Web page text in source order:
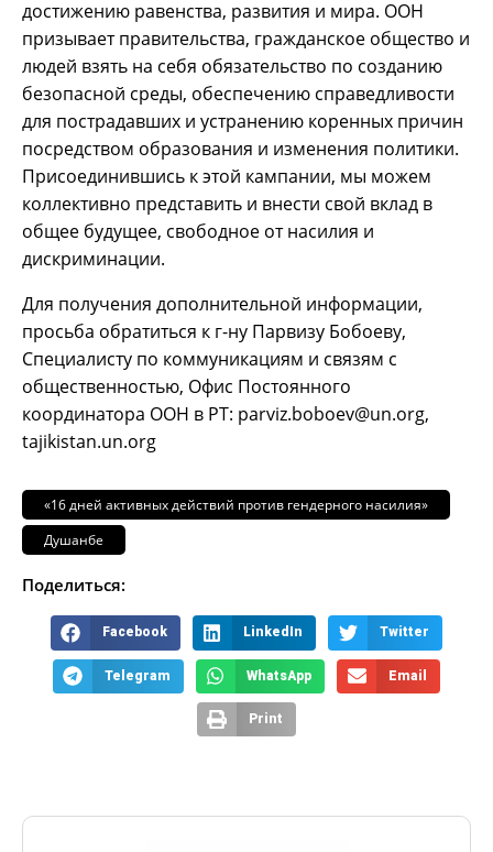
достижению равенства, развития и мира. ООН
призывает правительства, гражданское общество и
людей взять на себя обязательство по созданию
безопасной среды, обеспечению справедливости
для пострадавших и устранению коренных причин
посредством образования и изменения политики.
Присоединившись к этой кампании, мы можем
коллективно представить и внести свой вклад в
общее будущее, свободное от насилия и
дискриминации.
Для получения дополнительной информации,
просьба обратиться к г-ну Парвизу Бобоеву,
Специалисту по коммуникациям и связям с
общественностью, Офис Постоянного
координатора ООН в РТ: parviz.boboev@un.org,
tajikistan.un.org
«16 дней активных действий против гендерного насилия»
Душанбе
Поделиться:
Facebook LinkedIn Twitter
Telegram WhatsApp Email
Print